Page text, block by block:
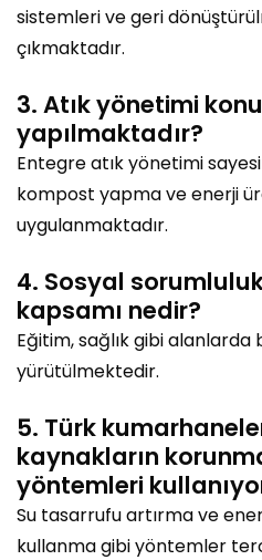
sistemleri ve geri
çıkmaktadır.
3. Atık yönetimi
yapılmaktadır?
Entegre atık yönetimi
kompost yapma ve enerji
uygulanmaktadır.
4. Sosyal
kapsamı nedir?
Eğitim, sağlık gibi
yürütülmektedir.
5. Türk
kaynakların
yöntemleri
Su tasarrufu artırma ve
kullanma gibi yöntemler